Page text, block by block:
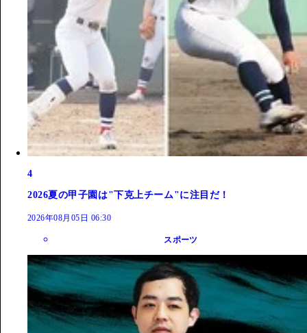
4
2026夏の甲子園は"下克上チーム"に注目だ！
2026年08月05日 06:30
スポーツ